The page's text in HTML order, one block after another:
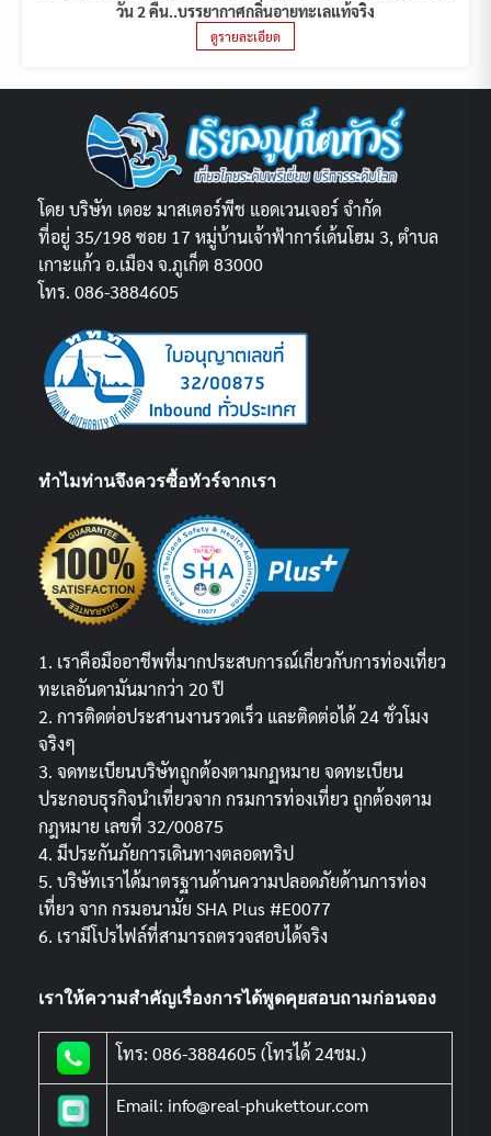
วัน 2 คืน..บรรยากาศกลิ่นอายทะเลแท้จริง
ดูรายละเอียด
โดย บริษัท เดอะ มาสเตอร์พีช แอดเวนเจอร์ จำกัด
ที่อยู่ 35/198 ซอย 17 หมู่บ้านเจ้าฟ้าการ์เด้นโฮม 3, ตำบล
เกาะแก้ว อ.เมือง จ.ภูเก็ต 83000
โทร. 086-3884605
ทำไมท่านจึงควรซื้อทัวร์จากเรา
1. เราคือมืออาชีพที่มากประสบการณ์เกี่ยวกับการท่องเที่ยว
ทะเลอันดามันมากว่า 20 ปี
2. การติดต่อประสานงานรวดเร็ว และติดต่อได้ 24 ชั่วโมง
จริงๆ
3. จดทะเบียนบริษัทถูกต้องตามกฏหมาย จดทะเบียน
ประกอบธุรกิจนำเที่ยวจาก กรมการท่องเที่ยว ถูกต้องตาม
กฎหมาย เลขที่ 32/00875
4. มีประกันภัยการเดินทางตลอดทริป
5. บริษัทเราได้มาตรฐานด้านความปลอดภัยด้านการท่อง
เที่ยว จาก กรมอนามัย SHA Plus #E0077
6. เรามีโปรไฟล์ที่สามารถตรวจสอบได้จริง
เราให้ความสำคัญเรื่องการได้พูดคุยสอบถามก่อนจอง
โทร: 086-3884605 (โทรได้ 24ชม.)
Email: info@real-phukettour.com